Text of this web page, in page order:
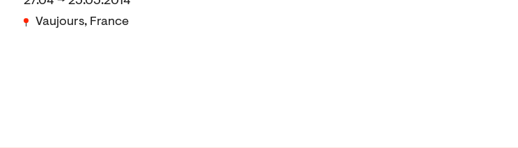
Vaujours, France